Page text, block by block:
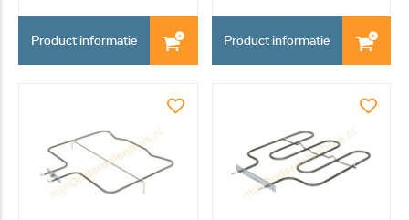
Product informatie Product informatie